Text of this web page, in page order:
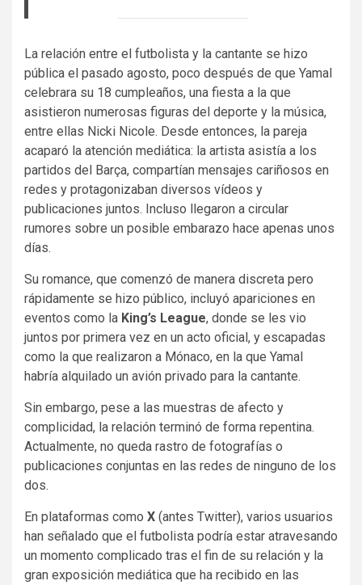
La relación entre el futbolista y la cantante se hizo
pública el pasado agosto, poco después de que Yamal
celebrara su 18 cumpleaños, una fiesta a la que
asistieron numerosas figuras del deporte y la música,
entre ellas Nicki Nicole. Desde entonces, la pareja
acaparó la atención mediática: la artista asistía a los
partidos del Barça, compartían mensajes cariñosos en
redes y protagonizaban diversos vídeos y
publicaciones juntos. Incluso llegaron a circular
rumores sobre un posible embarazo hace apenas unos
días.
Su romance, que comenzó de manera discreta pero
rápidamente se hizo público, incluyó apariciones en
eventos como la King’s League, donde se les vio
juntos por primera vez en un acto oficial, y escapadas
como la que realizaron a Mónaco, en la que Yamal
habría alquilado un avión privado para la cantante.
Sin embargo, pese a las muestras de afecto y
complicidad, la relación terminó de forma repentina.
Actualmente, no queda rastro de fotografías o
publicaciones conjuntas en las redes de ninguno de los
dos.
En plataformas como X (antes Twitter), varios usuarios
han señalado que el futbolista podría estar atravesando
un momento complicado tras el fin de su relación y la
gran exposición mediática que ha recibido en las